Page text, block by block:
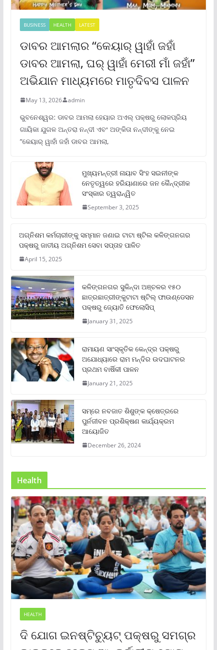
BUSINESS HEALTH LATEST
ଡାବର ଆମଲାର “କେୟାର୍ ୱାହାଁ ଜହାଁ
ଡାବର ଆମଲା, ଘର୍ ୱାହାଁ ମେରୀ ମାଁ ଜହାଁ”
ଅଭିଯାନ ମାଧ୍ୟମରେ ମାତୃଦିବସ ପାଳନ
May 13, 2026 admin
ଭୁବନେଶ୍ୱର: ଡାବର ଆମଲା ହେୟାର ଅଏଲ୍ ପକ୍ଷରୁ ଲୋକପ୍ରିୟ
ଗାୟିକା ଯୁଗଳ ଅନ୍ତରା ନନ୍ଦୀ ଏବଂ ଅଙ୍କିତା ନନ୍ଦୀଙ୍କୁ ନେଇ
“କେୟାର୍ ୱାହାଁ ଜହାଁ ଡାବର ଆମଲା,
ମୁଖ୍ୟମନ୍ତ୍ରୀ ନାୟାବ ସିଂହ ସଇନୀଙ୍କ
ନେତୃତ୍ୱରେ ହରିୟାଣାରେ ଜନ କୈନ୍ଦ୍ରୀକ
ସଂସ୍କାର ତ୍ୱରାନ୍ୱିତ
September 3, 2025
ଅଗ୍ନିଶମ କର୍ମଚାରୀଙ୍କୁ ସମ୍ମାନ ଜଣାଇ ଟାଟା ଷ୍ଟିଲ କଳିଙ୍ଗନଗର
ପକ୍ଷରୁ ଜାତୀୟ ଅଗ୍ନିଶମ ସେବା ସପ୍ତାହ ପାଳିତ
April 15, 2025
କଳିଙ୍ଗନଗର ସୁକିନ୍ଦା ଅଞ୍ଚଳର ୧୫୦
ଛାତ୍ରଛାତ୍ରୀଙ୍କୁଟାଟା ଷ୍ଟିଲ୍ ଫାଉଣ୍ଡେସନ
ପକ୍ଷରୁ ଜ୍ୟୋତି ଫେଲୋସିପ୍‌
January 31, 2025
ରାମାୟଣ ସାଂସ୍କୃତିକ କେନ୍ଦ୍ର ପକ୍ଷରୁ
ଅଯୋଧ୍ୟାରେ ରାମ ମନ୍ଦିର ଉଦଘାଟନର
ପ୍ରଥମ ବାର୍ଷିକୀ ପାଳନ
January 21, 2025
ସମ୍‌ରେ ନବଜାତ ଶିଶୁଙ୍କ କ୍ଷେତ୍ରରେ
ପୁର୍ନଜୀବନ ପ୍ରଶିକ୍ଷଣ କାର୍ଯ୍ୟକ୍ରମ
ଆୟୋଜିତ
December 26, 2024
Health
HEALTH
ଦି ଯୋଗ ଇନଷ୍ଟିଚ୍ୟୁଟ୍ ପକ୍ଷରୁ ସମଗ୍ର